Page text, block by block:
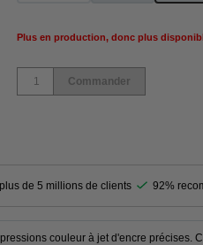
Plus en production, donc plus
Commander
de 5 millions de clients 92%
couleur à jet d'encre précises.